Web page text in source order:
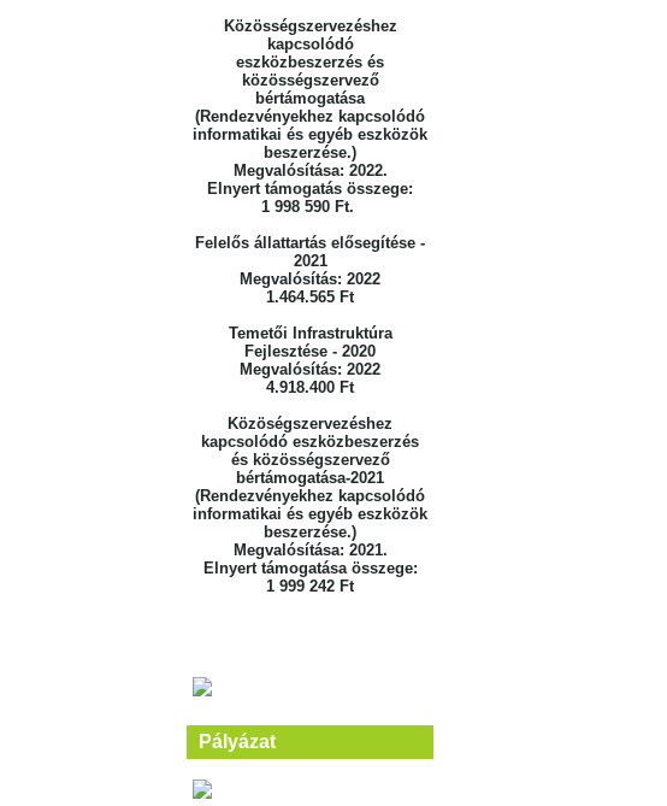
Közösségszervezéshez
kapcsolódó
eszközbeszerzés és
közösségszervező
bértámogatása
(Rendezvényekhez kapcsolódó
informatikai és egyéb eszközök
beszerzése.)
Megvalósítása: 2022.
Elnyert támogatás összege:
1 998 590 Ft.
Felelős állattartás elősegítése -
2021
Megvalósítás: 2022
1.464.565 Ft
Temetői Infrastruktúra
Fejlesztése - 2020
Megvalósítás: 2022
4.918.400 Ft
Közöségszervezéshez
kapcsolódó eszközbeszerzés
és közösségszervező
bértámogatása-2021
(Rendezvényekhez kapcsolódó
informatikai és egyéb eszközök
beszerzése.)
Megvalósítása: 2021.
Elnyert támogatása összege:
1 999 242 Ft
Pályázat